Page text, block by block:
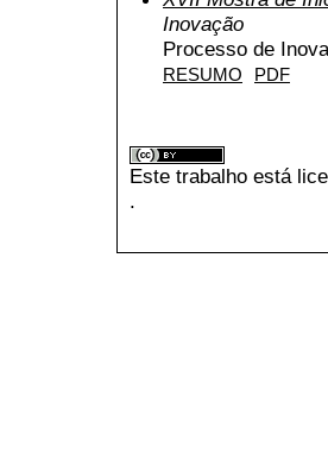
Inovação
Processo de
RESUMO PDF
Este trabalho está
.